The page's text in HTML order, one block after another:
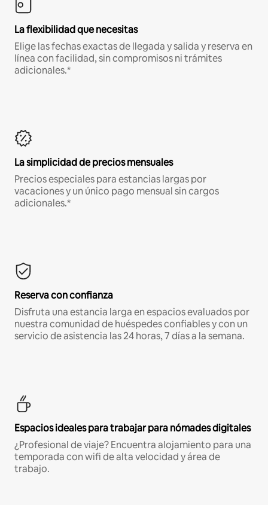
La flexibilidad que necesitas
Elige las fechas exactas de llegada y salida y reserva en
línea con facilidad, sin compromisos ni trámites
adicionales.*
La simplicidad de precios mensuales
Precios especiales para estancias largas por
vacaciones y un único pago mensual sin cargos
adicionales.*
Reserva con confianza
Disfruta una estancia larga en espacios evaluados por
nuestra comunidad de huéspedes confiables y con un
servicio de asistencia las 24 horas, 7 días a la semana.
Espacios ideales para trabajar para nómades digitales
¿Profesional de viaje? Encuentra alojamiento para una
temporada con wifi de alta velocidad y área de
trabajo.